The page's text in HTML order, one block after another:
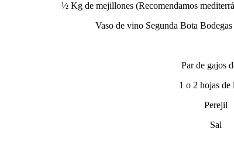
½ Kg de mejillones (Recomendamos
Vaso de vino Segunda Bota
Par de gajos
1 o 2 hojas de
Perejil
Sal